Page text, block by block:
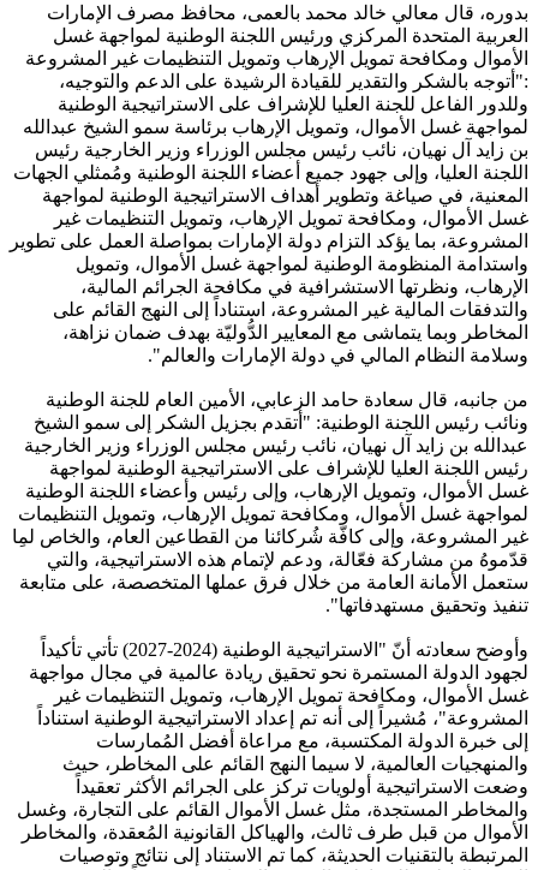
بدوره، قال معالي خالد محمد بالعمى، محافظ مصرف الإمارات
العربية المتحدة المركزي ورئيس اللجنة الوطنية لمواجهة غسل
الأموال ومكافحة تمويل الإرهاب وتمويل التنظيمات غير المشروعة
:"أتوجه بالشكر والتقدير للقيادة الرشيدة على الدعم والتوجيه،
وللدور الفاعل للجنة العليا للإشراف على الاستراتيجية الوطنية
لمواجهة غسل الأموال، وتمويل الإرهاب برئاسة سمو الشيخ عبدالله
بن زايد آل نهيان، نائب رئيس مجلس الوزراء وزير الخارجية رئيس
اللجنة العليا، وإلى جهود جميع أعضاء اللجنة الوطنية ومُمثلي الجهات
المعنية، في صياغة وتطوير أهداف الاستراتيجية الوطنية لمواجهة
غسل الأموال، ومكافحة تمويل الإرهاب، وتمويل التنظيمات غير
المشروعة، بما يؤكد التزام دولة الإمارات بمواصلة العمل على تطوير
واستدامة المنظومة الوطنية لمواجهة غسل الأموال، وتمويل
الإرهاب، ونظرتها الاستشرافية في مكافحة الجرائم المالية،
والتدفقات المالية غير المشروعة، استناداً إلى النهج القائم على
المخاطر وبما يتماشى مع المعايير الدُّوليّة بهدف ضمان نزاهة،
وسلامة النظام المالي في دولة الإمارات والعالم".
من جانبه، قال سعادة حامد الزعابي، الأمين العام للجنة الوطنية
ونائب رئيس اللجنة الوطنية: "أتقدم بجزيل الشكر إلى سمو الشيخ
عبدالله بن زايد آل نهيان، نائب رئيس مجلس الوزراء وزير الخارجية
رئيس اللجنة العليا للإشراف على الاستراتيجية الوطنية لمواجهة
غسل الأموال، وتمويل الإرهاب، وإلى رئيس وأعضاء اللجنة الوطنية
لمواجهة غسل الأموال، ومكافحة تمويل الإرهاب، وتمويل التنظيمات
غير المشروعة، وإلى كافّة شُركائنا من القطاعين العام، والخاص لمِا
قدّموهُ من مشاركة فعّالة، ودعم لإتمام هذه الاستراتيجية، والتي
ستعمل الأمانة العامة من خلال فرق عملها المتخصصة، على متابعة
تنفيذ وتحقيق مستهدفاتها".
وأوضح سعادته أنّ "الاستراتيجية الوطنية (2024-2027) تأتي تأكيداً
لجهود الدولة المستمرة نحو تحقيق ريادة عالمية في مجال مواجهة
غسل الأموال، ومكافحة تمويل الإرهاب، وتمويل التنظيمات غير
المشروعة"، مُشيراً إلى أنه تم إعداد الاستراتيجية الوطنية استناداً
إلى خبرة الدولة المكتسبة، مع مراعاة أفضل المُمارسات
والمنهجيات العالمية، لا سيما النهج القائم على المخاطر، حيث
وضعت الاستراتيجية أولويات تركز على الجرائم الأكثر تعقيداً
والمخاطر المستجدة، مثل غسل الأموال القائم على التجارة، وغسل
الأموال من قبل طرف ثالث، والهياكل القانونية المُعقدة، والمخاطر
المرتبطة بالتقنيات الحديثة، كما تم الاستناد إلى نتائج وتوصيات